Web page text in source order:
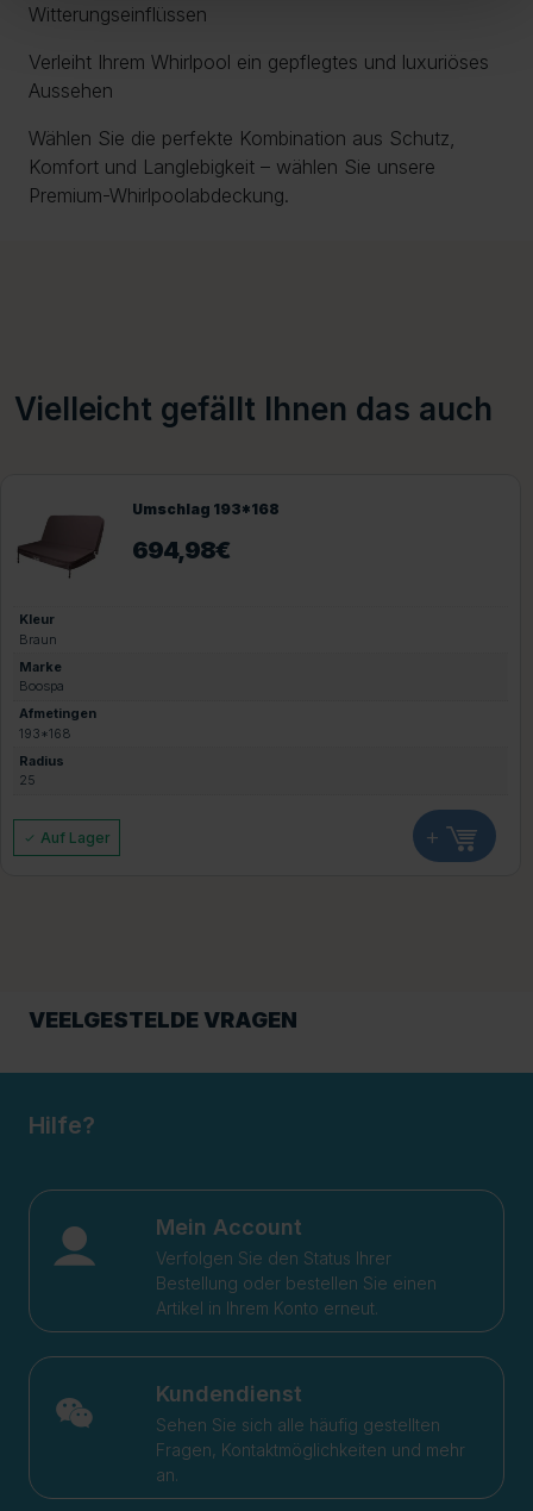
Witterungseinflüssen
Verleiht Ihrem Whirlpool ein gepflegtes und luxuriöses
Aussehen
Wählen Sie die perfekte Kombination aus Schutz,
Komfort und Langlebigkeit – wählen Sie unsere
Premium-Whirlpoolabdeckung.
Vielleicht gefällt Ihnen das auch
Umschlag 193*168
694,98€
Kleur
Braun
Marke
Boospa
Afmetingen
193*168
Radius
25
Auf Lager +
VEELGESTELDE VRAGEN
Hilfe?
Mein Account
Verfolgen Sie den Status Ihrer
Bestellung oder bestellen Sie einen
Artikel in Ihrem Konto erneut.
Kundendienst
Sehen Sie sich alle häufig gestellten
Fragen, Kontaktmöglichkeiten und mehr
an.